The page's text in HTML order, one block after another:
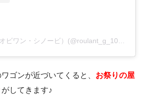
ゴンが近づいてくると、 お祭りの屋
がしてきます♪